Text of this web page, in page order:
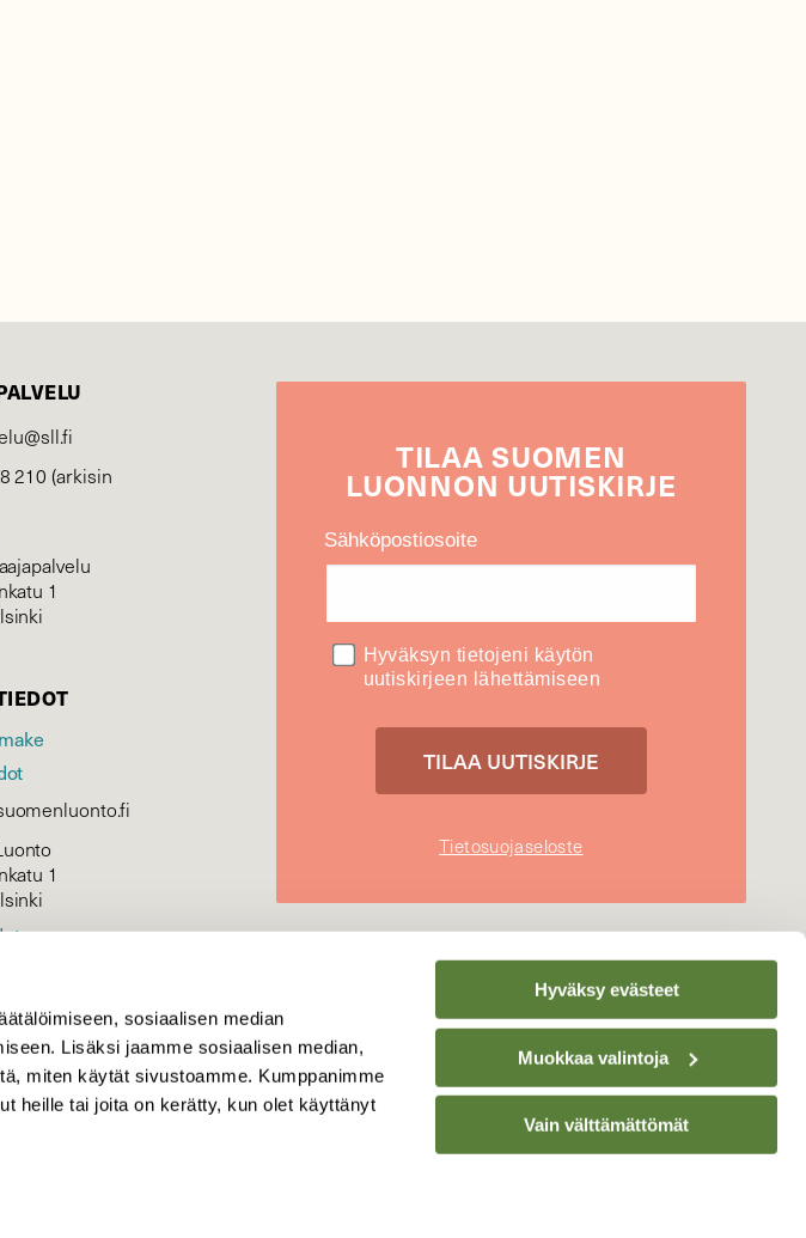
sosiaalisen median
Lisäksi jaamme sosiaalisen median,
miten käytät sivustoamme. Kumppanimme
heille tai joita on kerätty, kun olet käyttänyt
Hyväksy evästeet
Muokkaa valintoja
Vain välttämättömät
210 (arkisin
1
1
TILAASUOMEN
LUONNON UUTIS­KIRJE
Sähköpostiosoite
Hyväksyn tietojeni käytön
uutiskirjeen lähettämiseen
Tietosuojaseloste